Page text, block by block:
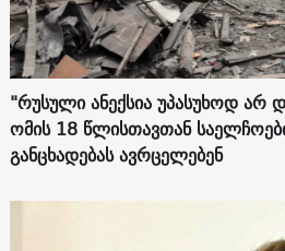
"რუსული ანექსია უპასუხოდ არ
ომის 18 წლისთავთან
განცხადებას ავრცელებენ